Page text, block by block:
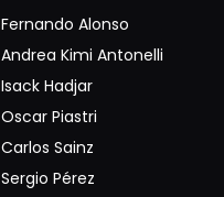
Fernando Alonso
Andrea Kimi Antonelli
Isack Hadjar
Oscar Piastri
Carlos Sainz
Sergio Pérez